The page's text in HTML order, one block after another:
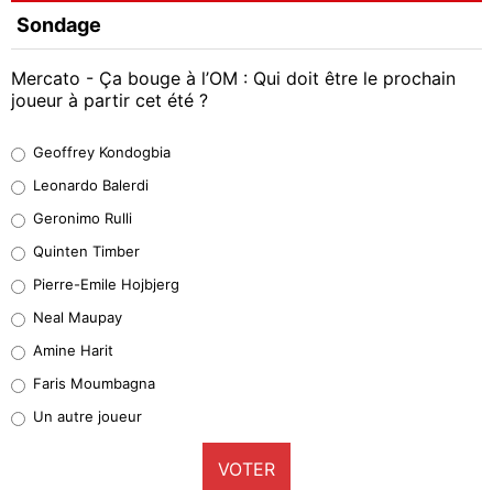
Sondage
Mercato - Ça bouge à l’OM : Qui doit être le prochain
joueur à partir cet été ?
38%
32%
5%
1%
9%
Geoffrey Kondogbia
Leonardo Balerdi
Geronimo Rulli
Quinten Timber
Pierre-Emile Hojbjerg
Neal Maupay
Amine Harit
Faris Moumbagna
Un autre joueur
VOTER